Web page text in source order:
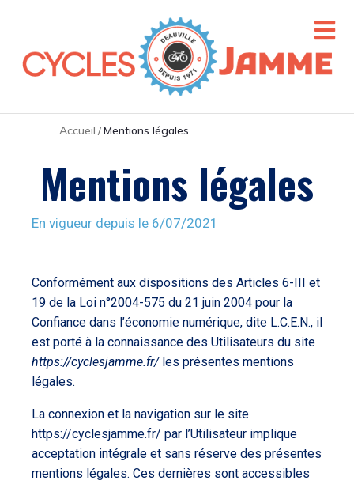
Accueil /Mentions légales
Mentions légales
En vigueur depuis le 6/07/2021
Conformément aux dispositions des Articles 6-III et
19 de la Loi n°2004-575 du 21 juin 2004 pour la
Confiance dans l’économie numérique, dite L.C.E.N., il
est porté à la connaissance des Utilisateurs du site
https://cyclesjamme.fr/ les présentes mentions
légales.
La connexion et la navigation sur le site
https://cyclesjamme.fr/ par l’Utilisateur implique
acceptation intégrale et sans réserve des présentes
mentions légales. Ces dernières sont accessibles